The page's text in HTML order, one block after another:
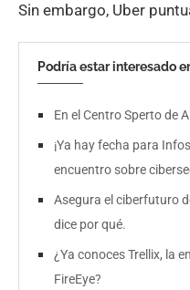
Sin embargo, Uber
Podría estar interesado
En el Centro Sperto de
¡Ya hay fecha para
encuentro sobre
Asegura el ciberfuturo
dice por qué.
¿Ya conoces Trellix, la
FireEye?